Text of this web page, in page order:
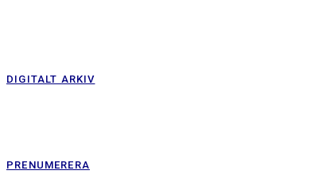
DIGITALT ARKIV
PRENUMERERA